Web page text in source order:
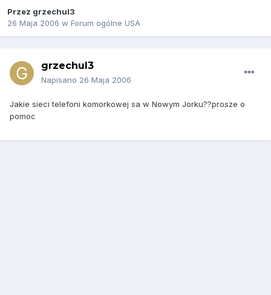
Przez grzechul3
26 Maja 2006 w Forum ogólne USA
grzechul3
Napisano 26 Maja 2006
Jakie sieci telefoni komorkowej sa w Nowym Jorku??prosze o
pomoc